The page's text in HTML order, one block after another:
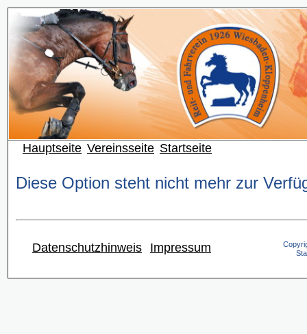
Hauptseite Vereinsseite Startseite
Diese Option steht nicht mehr zur
Datenschutzhinweis Impressum